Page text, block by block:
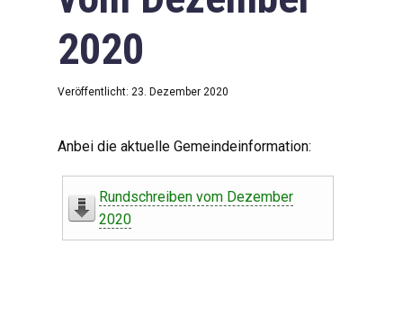
2020
Veröffentlicht: 23. Dezember 2020
Anbei die aktuelle Gemeindeinformation:
Rundschreiben vom Dezember
2020